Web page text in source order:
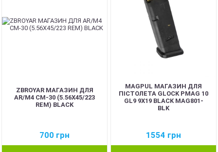
ZBROYAR МАГАЗИН ДЛЯ
AR/M4 CM-30 (5.56X45/223
REM) BLACK
700 грн
MAGPUL МАГАЗИН ДЛЯ
ПІСТОЛЕТА GLOCK PMAG 10
GL9 9X19 BLACK MAG801-
BLK
1554 грн